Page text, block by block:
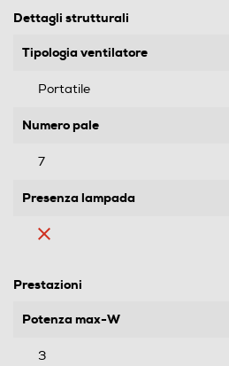
Dettagli strutturali
Tipologia ventilatore
Portatile
Numero pale
7
Presenza lampada
Prestazioni
Potenza max-W
3